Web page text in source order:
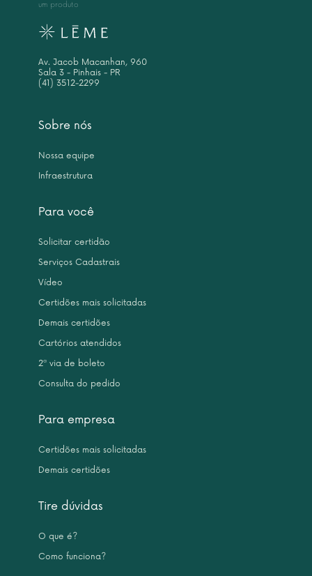
Sobre nós
Nossa equipe
Infraestrutura
Para você
Solicitar certidão
Serviços Cadastrais
Vídeo
Certidões mais solicitadas
Demais certidões
Cartórios atendidos
2ª via de boleto
Consulta do pedido
Para empresa
Certidões mais solicitadas
Demais certidões
Tire dúvidas
O que é?
Como funciona?
um produto
Av. Jacob Macanhan, 960
Sala 3 - Pinhais - PR
(41) 3512-2299